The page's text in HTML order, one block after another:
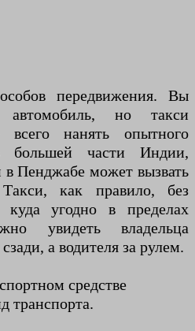
передвижения. Вы
автомобиль, но такси
всего нанять опытного
части Индии,
в Пенджабе может вызвать
как правило, без
куда угодно в пределах
увидеть владельца
а водителя за рулем.
средстве
транспорта.